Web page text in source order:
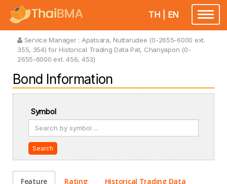
Toggle
TH EN
Service Manager : Apatsara, Nuttarudee (0-2655-6000 ext.
355, 354) for Historical Trading Data Pat, Chanyapon (0-
2655-6000 ext. 456, 453)
Bond Information
Symbol
Search
Feature Rating Historical Trading Data